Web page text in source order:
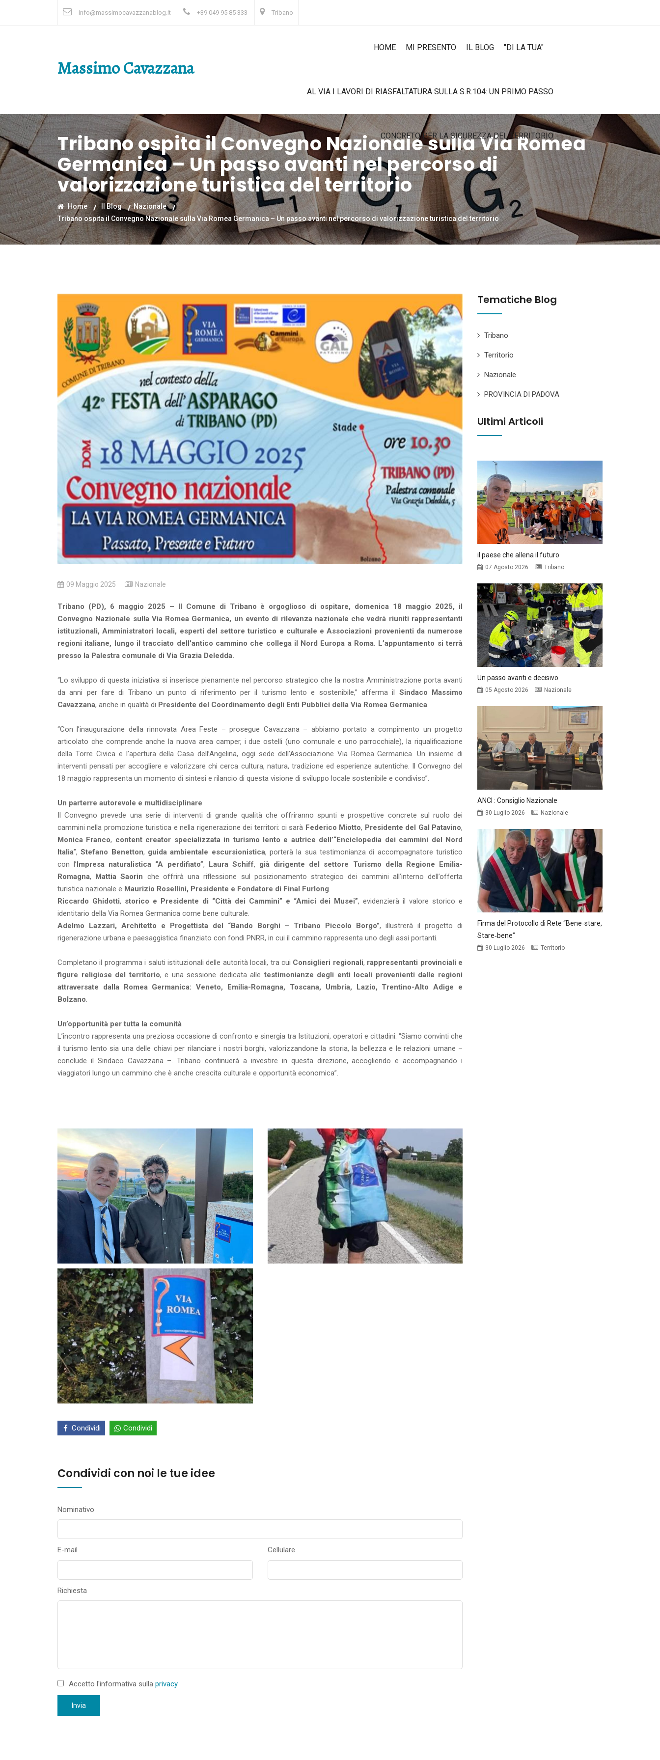
info@massimocavazzanablog.it +39 049 95 85 333 Tribano
Massimo Cavazzana
HOME MI PRESENTO IL BLOG "DI LA TUA"
AL VIA I LAVORI DI RIASFALTATURA SULLA S.R.104: UN PRIMO PASSO
CONCRETO PER LA SICUREZZA DEL TERRITORIO
Tribano ospita il Convegno Nazionale sulla Via Romea
Germanica – Un passo avanti nel percorso di
valorizzazione turistica del territorio
Home Il Blog
Nazionale
Tribano ospita il Convegno Nazionale sulla Via Romea Germanica – Un passo avanti nel percorso di valorizzazione turistica del territorio
09 Maggio 2025 Nazionale
Tribano (PD), 6 maggio 2025 – Il Comune di Tribano è orgoglioso di ospitare, domenica 18 maggio 2025, il
Convegno Nazionale sulla Via Romea Germanica, un evento di rilevanza nazionale che vedrà riuniti rappresentanti
istituzionali, Amministratori locali, esperti del settore turistico e culturale e Associazioni provenienti da numerose
regioni italiane, lungo il tracciato dell'antico cammino che collega il Nord Europa a Roma. L’appuntamento si terrà
presso la Palestra comunale di Via Grazia Deledda.
“Lo sviluppo di questa iniziativa si inserisce pienamente nel percorso strategico che la nostra Amministrazione porta avanti
da anni per fare di Tribano un punto di riferimento per il turismo lento e sostenibile,” afferma il Sindaco Massimo
Cavazzana, anche in qualità di Presidente del Coordinamento degli Enti Pubblici della Via Romea Germanica.
“Con l’inaugurazione della rinnovata Area Feste – prosegue Cavazzana – abbiamo portato a compimento un progetto
articolato che comprende anche la nuova area camper, i due ostelli (uno comunale e uno parrocchiale), la riqualificazione
della Torre Civica e l’apertura della Casa dell’Angelina, oggi sede dell’Associazione Via Romea Germanica. Un insieme di
interventi pensati per accogliere e valorizzare chi cerca cultura, natura, tradizione ed esperienze autentiche. Il Convegno del
18 maggio rappresenta un momento di sintesi e rilancio di questa visione di sviluppo locale sostenibile e condiviso”.
Un parterre autorevole e multidisciplinare
Il Convegno prevede una serie di interventi di grande qualità che offriranno spunti e prospettive concrete sul ruolo dei
cammini nella promozione turistica e nella rigenerazione dei territori: ci sarà Federico Miotto, Presidente del Gal Patavino,
Monica Franco, content creator specializzata in turismo lento e autrice dell’“Enciclopedia dei cammini del Nord
Italia”,Stefano Benetton, guida ambientale escursionistica, porterà la sua testimonianza di accompagnatore turistico
con l’Impresa naturalistica “A perdifiato”, Laura Schiff, già dirigente del settore Turismo della Regione Emilia-
Romagna, Mattia Saorin che offrirà una riflessione sul posizionamento strategico dei cammini all’interno dell’offerta
turistica nazionale e Maurizio Rosellini, Presidente e Fondatore di Final Furlong.
Riccardo Ghidotti, storico e Presidente di “Città dei Cammini” e “Amici dei Musei”, evidenzierà il valore storico e
identitario della Via Romea Germanica come bene culturale.
Adelmo Lazzari, Architetto e Progettista del “Bando Borghi – Tribano Piccolo Borgo”, illustrerà il progetto di
rigenerazione urbana e paesaggistica finanziato con fondi PNRR, in cui il cammino rappresenta uno degli assi portanti.
Completano il programma i saluti istituzionali delle autorità locali, tra cui Consiglieri regionali, rappresentanti provinciali e
figure religiose del territorio, e una sessione dedicata alle testimonianze degli enti locali provenienti dalle regioni
attraversate dalla Romea Germanica: Veneto, Emilia-Romagna, Toscana, Umbria, Lazio, Trentino-Alto Adige e
Bolzano.
Un’opportunità per tutta la comunità
L’incontro rappresenta una preziosa occasione di confronto e sinergia tra Istituzioni, operatori e cittadini. “Siamo convinti che
il turismo lento sia una delle chiavi per rilanciare i nostri borghi, valorizzandone la storia, la bellezza e le relazioni umane –
conclude il Sindaco Cavazzana –. Tribano continuerà a investire in questa direzione, accogliendo e accompagnando i
viaggiatori lungo un cammino che è anche crescita culturale e opportunità economica”.
Condividi Condividi
Condividi con noi le tue idee
Nominativo
E-mail Cellulare
Richiesta
Accetto l'informativa sulla privacy
Invia
Tematiche Blog
Tribano
Territorio
Nazionale
PROVINCIA DI PADOVA
Ultimi Articoli
il paese che allena il futuro
07 Agosto 2026 Tribano
Un passo avanti e decisivo
05 Agosto 2026 Nazionale
ANCI : Consiglio Nazionale
30 Luglio 2026 Nazionale
Firma del Protocollo di Rete “Bene‑stare,
Stare‑bene”
30 Luglio 2026 Territorio